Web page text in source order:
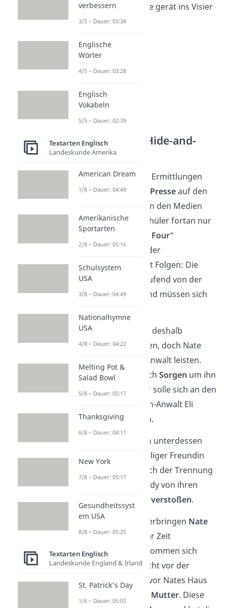
der Kippe und Nate gerät ins Visier
der Polizei.
Zweiter Teil: Hide-and-
Seek
Mit den laufenden Ermittlungen
wird nun auch die Presseauf den
Fall aufmerksam. In den Medien
werden die vier Schüler fortan nur
noch als „
Bayview Four“
bezeichnet. Doch der
Medienrummel hat Folgen: Die
Schüler werden laufend von der
Pressebelagert
und müssen sich
Die Schüler wollen deshalb
Anwälteeinschalten, doch Nate
kann sich keinen Anwalt leisten.
Bronwyn macht sichSorgen um ihn
und schlägt vor, er solle sich an den
bekannten Fernseh-Anwalt Eli
Kleinfelter wenden.
Addy freundet sich unterdessen
mit Simons ehemaliger Freundin
an. Denn nach der Trennung
von Jake wurde Addy von ihren
eigenen Freundenverstoßen.
Währenddessen verbringen Nate
und Bronwyn
mehr Zeit
miteinander und kommen sich
näher. Auf der Flucht vor der
Presse treffen sie vor Nates Haus
Mutter. Diese
verbessern
3/5 – Dauer: 03:34
Englische
Wörter
4/5 – Dauer: 03:28
Englisch
Vokabeln
5/5 – Dauer: 02:39
Textarten Englisch
Landeskunde Amerika
American Dream
1/8 – Dauer: 04:49
Amerikanische
Sportarten
2/8 – Dauer: 05:16
Schulsystem
USA
3/8 – Dauer: 04:49
Nationalhymne
USA
4/8 – Dauer: 04:22
Melting Pot &
Salad Bowl
5/8 – Dauer: 05:17
Thanksgiving
6/8 – Dauer: 04:11
New York
7/8 – Dauer: 05:17
Gesundheitssyst
em USA
8/8 – Dauer: 05:25
Textarten Englisch
Landeskunde England & Irland
St. Patrick's Day
1/6 – Dauer: 05:03